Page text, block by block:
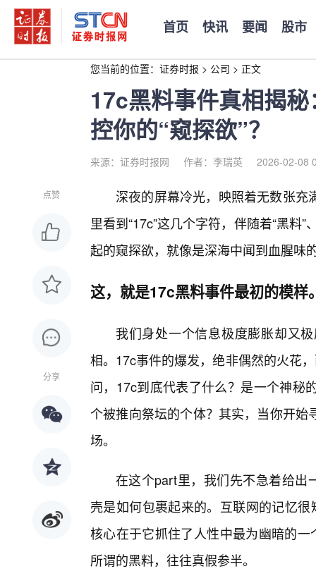
首页 快讯 要闻 股市
您当前的位置： 证券时报 > 公司 > 正文
17c黑料事件真相揭
控你的“窥探欲”？
来源：证券时报网 作者：李瑞英 2026-02-08
点赞
分享
深夜的屏幕冷光，映照着无数张
里看到“17c”这几个字符，伴随着“黑料
起的窥探欲，就像是深海中闻到血腥味
这，就是17c黑料事件最初的模样
我们身处一个信息极度膨胀却又
相。17c事件的爆发，绝非偶然的火花
问，17c到底代表了什么？是一个神秘
个被推向祭坛的个体？其实，当你开
场。
在这个part里，我们先不急着给出
壳是如何包裹起来的。互联网的记忆
核心在于它抓住了人性中最为幽暗的
所谓的黑料，往往真假参半。